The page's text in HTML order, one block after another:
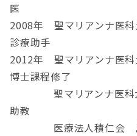
医
2008年 聖マリアンナ医
診療助手
2012年 聖マリアンナ医
博士課程修了
聖マリアンナ医科
助教
医療法人積仁会 島